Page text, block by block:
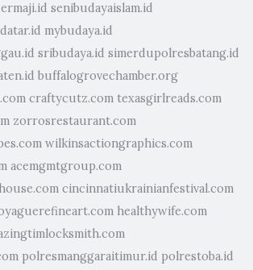
senibudayaislam.id
mybudaya.id
sribudaya.id simerdupolresbatang.id
buffalogrovechamber.org
craftycutz.com texasgirlreads.com
zorrosrestaurant.com
wilkinsactiongraphics.com
acemgmtgroup.com
cincinnatiukrainianfestival.com
healthywife.com
polresmanggaraitimur.id polrestoba.id